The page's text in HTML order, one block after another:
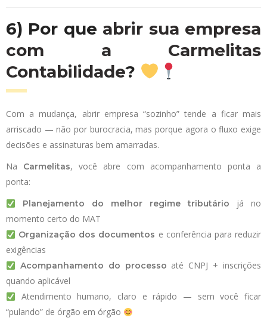
6) Por que abrir sua empresa
com a Carmelitas
Contabilidade?
Com a mudança, abrir empresa “sozinho” tende a ficar mais
arriscado — não por burocracia, mas porque agora o fluxo exige
decisões e assinaturas bem amarradas.
Na Carmelitas, você abre com acompanhamento ponta a
ponta:
Planejamento do melhor regime tributário já no
momento certo do MAT
Organização dos documentos e conferência para reduzir
exigências
Acompanhamento do processo até CNPJ + inscrições
quando aplicável
Atendimento humano, claro e rápido — sem você ficar
“pulando” de órgão em órgão